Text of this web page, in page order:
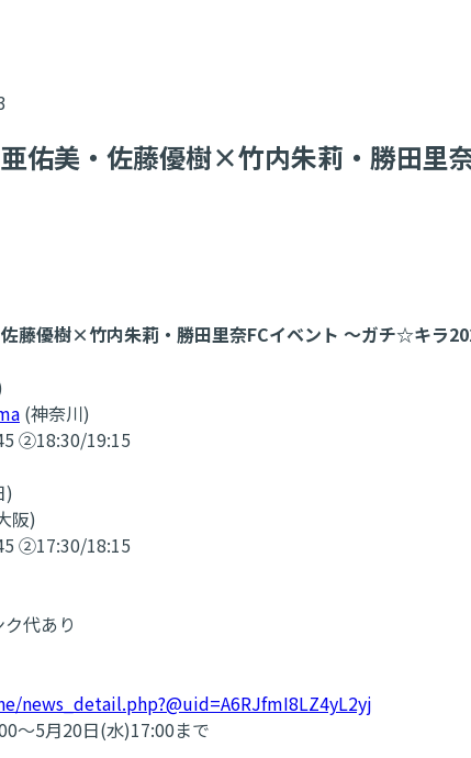
亜佑美・佐藤優樹×竹内朱莉・勝田
佐藤優樹×竹内朱莉・勝田里奈FCイベント 〜ガチ☆キラ
(神奈川)
②18:30/19:15
)
阪)
②17:30/18:15
代あり
news_detail.php?@uid=A6RJfmI8LZ4yL2yj
～5月20日(水)17:00まで